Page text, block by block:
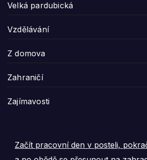
Velká pardubická
Vzdělávání
Z domova
Zahraničí
Zajímavosti
Začít pracovní den v posteli,